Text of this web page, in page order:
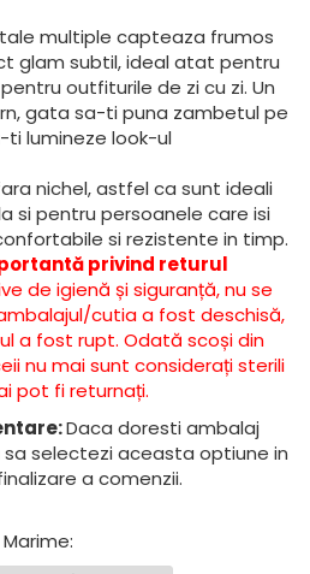
multiple capteaza frumos
glam subtil, ideal atat pentru
outfiturile de zi cu zi. Un
gata sa-ti puna zambetul pe
ti lumineze look-ul
nichel, astfel ca sunt ideali
si pentru persoanele care isi
si rezistente in timp.
privind returul
de igienă și siguranță, nu se
cutia a fost deschisă,
a fost rupt. Odată scoși din
nu mai sunt considerați sterili
pot fi returnați.
Daca doresti ambalaj
selectezi aceasta optiune in
a comenzii.
Marime: